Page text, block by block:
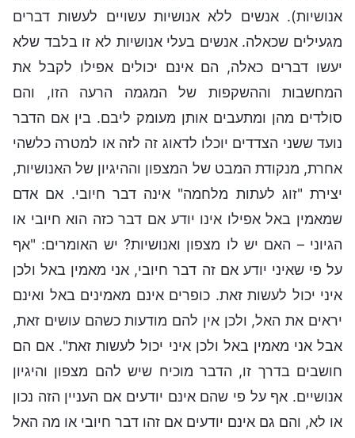
אנושיות). אנשים ללא אנושיות עשויים לעשות דברים
מגעילים שכאלה. אנשים בעלי אנושיות לא זו בלבד שלא
יעשו דברים כאלה, הם אינם יכולים אפילו לקבל את
המחשבות וההשקפות של המגמה הרעה הזו, והם
סולדים מהן ומתעבים אותן מעומק ליבם. בין אם הדבר
נועד ששני הצדדים יוכלו לדאוג זה לזה או למטרה כלשהי
אחרת, מנקודת המבט של המצפון וההיגיון של האנושיות,
יצירת "זוג לעתות מלחמה" אינה דבר חיובי. אם אדם
שמאמין באל אפילו אינו יודע אם דבר כזה הוא חיובי או
הגיוני – האם יש לו מצפון ואנושיות? יש האומרים: "אף
על פי שאיני יודע אם זה דבר חיובי, אני מאמין באל ולכן
איני יכול לעשות זאת. כופרים אינם מאמינים באל ואינם
יראים את האל, ולכן אין להם מודעות כשהם עושים זאת,
אבל אני מאמין באל ולכן איני יכול לעשות זאת". אם הם
חושבים בדרך זו, הדבר מוכיח שיש להם מצפון והיגיון
אנושיים. אף על פי שהם אינם יודעים אם העניין הזה נכון
או לא, והם גם אינם יודעים אם זהו דבר חיובי או מה האל